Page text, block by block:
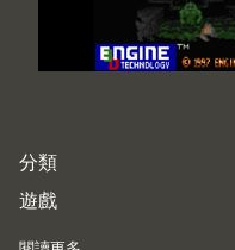
分類
遊戲